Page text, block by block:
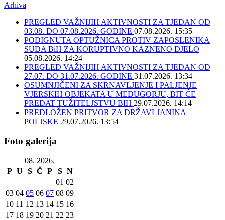
Arhiva
PREGLED VAŽNIJIH AKTIVNOSTI ZA TJEDAN OD
03.08. DO 07.08.2026. GODINE 07.08.2026. 15:35
PODIGNUTA OPTUŽNICA PROTIV ZAPOSLENIKA
SUDA BiH ZA KORUPTIVNO KAZNENO DJELO
05.08.2026. 14:24
PREGLED VAŽNIJIH AKTIVNOSTI ZA TJEDAN OD
27.07. DO 31.07.2026. GODINE 31.07.2026. 13:34
OSUMNJIČENI ZA SKRNAVLJENJE I PALJENJE
VJERSKIH OBJEKATA U MEĐUGORJU, BIT ĆE
PREDAT TUŽITELJSTVU BIH 29.07.2026. 14:14
PREDLOŽEN PRITVOR ZA DRŽAVLJANINA
POLJSKE 29.07.2026. 13:54
Foto galerija
08. 2026.
P U S Č P S N
01 02
03 04 05 06 07 08 09
10 11 12 13 14 15 16
17 18 19 20 21 22 23